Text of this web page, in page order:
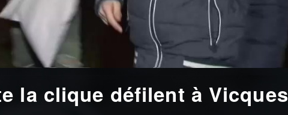
la clique défilent à Vicques